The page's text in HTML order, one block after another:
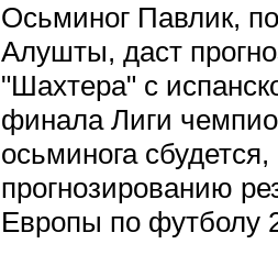
Осьминог Павлик,
Алушты, даст
"Шахтера" с
финала Лиги
осьминога сбудется,
прогнозированию
Европы по футболу